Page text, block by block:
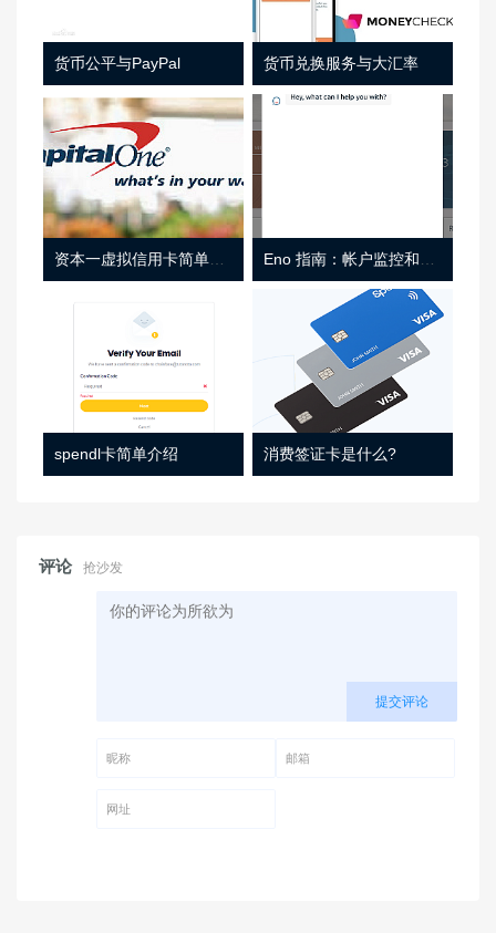
货币公平与PayPal 货币兑换服务与大汇率
资本一虚拟信用卡简单介绍
spendl卡简单介绍 消费签证卡是什么?
评论 抢沙发
提交评论